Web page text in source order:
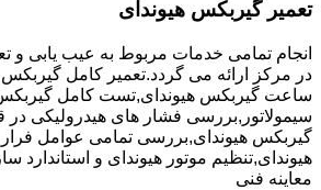
تعمیر گیربکس هیوندای
انجام تمامی خدمات مربوط به عیب یابی و
در مرکز ارائه می گردد.تعمیر کامل
ساعت گیربکس هیوندای,تست کامل گیربکس
سیمولاتور,بررسی فشار های هیدرولیکی
گیربکس هیوندای,بررسی تمامی عوامل فرار
هیوندای,تنظیم موتور هیوندای و استاندارد
معاینه فنی